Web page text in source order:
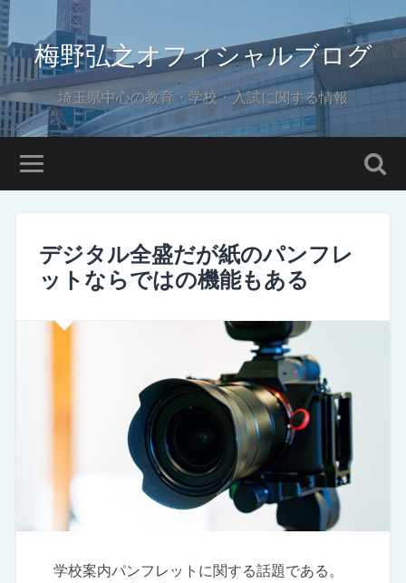
梅野弘之オフィシャルブログ
埼玉県中心の教育・学校・入試に関する情報
デジタル全盛だが紙のパンフレ
ットならではの機能もある
学校案内パンフレットに関する話題である。